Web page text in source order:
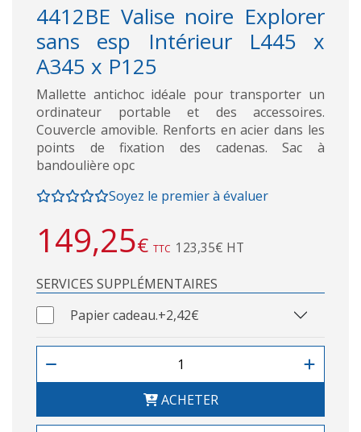
4412BE Valise noire Explorer
sans esp Intérieur L445 x
A345 x P125
Mallette antichoc idéale pour transporter un
ordinateur portable et des accessoires.
Couvercle amovible. Renforts en acier dans les
points de fixation des cadenas. Sac à
bandoulière opc
Soyez le premier à évaluer
149,25€ TTC 123,35€ HT
SERVICES SUPPLÉMENTAIRES
Papier cadeau.+2,42€
ACHETER